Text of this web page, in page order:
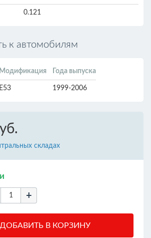
0.121
к автомобилям
Модификация Года выпуска
E53 1999-2006
складах
+